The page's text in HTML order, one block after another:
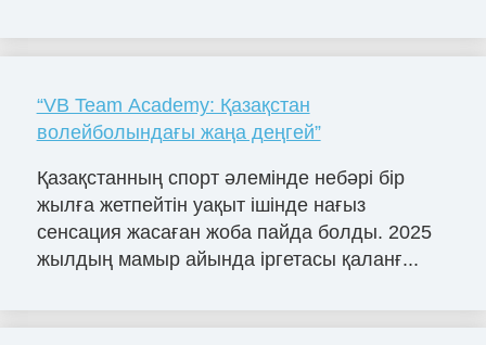
“VB Team Academy: Қазақстан
волейболындағы жаңа деңгей”
Қазақстанның спорт әлемінде небәрі бір
жылға жетпейтін уақыт ішінде нағыз
сенсация жасаған жоба пайда болды. 2025
жылдың мамыр айында іргетасы қаланғ...